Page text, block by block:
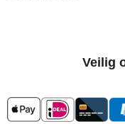
Veilig